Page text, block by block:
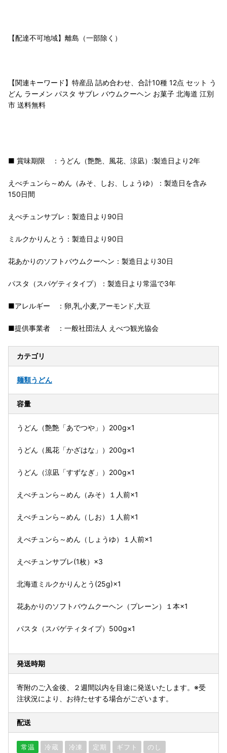
【配達不可地域】離島（一部除く）
【関連キーワード】特産品 詰め合わせ、合計10種 12点 セット う
どん ラーメン パスタ サブレ バウムクーヘン お菓子 北海道 江別
市 送料無料
■ 賞味期限 ：うどん（艶艶、風花、涼凪）:製造日より2年
えべチュンら～めん（みそ、しお、しょうゆ）：製造日を含み
150日間
えべチュンサブレ：製造日より90日
ミルクかりんとう：製造日より90日
花あかりのソフトバウムクーヘン：製造日より30日
パスタ（スパゲティタイプ）：製造日より常温で3年
■アレルギー ：卵,乳,小麦,アーモンド,大豆
■提供事業者 ：一般社団法人 えべつ観光協会
カテゴリ
麺類うどん
容量
うどん（艶艶「あでつや」）200g×1
うどん（風花「かざはな」）200g×1
うどん（涼凪「すずなぎ」）200g×1
えべチュンら～めん（みそ）１人前×1
えべチュンら～めん（しお）１人前×1
えべチュンら～めん（しょうゆ）１人前×1
えべチュンサブレ(1枚）×3
北海道ミルクかりんとう(25g)×1
花あかりのソフトバウムクーヘン（プレーン）１本×1
パスタ（スパゲティタイプ）500g×1
発送時期
寄附のご入金後、２週間以内を目途に発送いたします。※受
注状況により、お待たせする場合がございます。
配送
常温 冷蔵 冷凍 定期 ギフト のし